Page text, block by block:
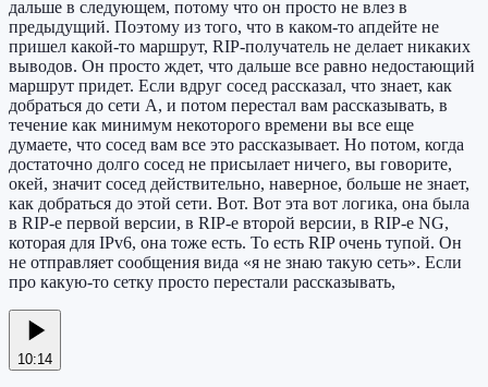
дальше в следующем, потому что он просто не влез в
предыдущий. Поэтому из того, что в каком-то апдейте не
пришел какой-то маршрут, RIP-получатель не делает никаких
выводов. Он просто ждет, что дальше все равно недостающий
маршрут придет. Если вдруг сосед рассказал, что знает, как
добраться до сети А, и потом перестал вам рассказывать, в
течение как минимум некоторого времени вы все еще
думаете, что сосед вам все это рассказывает. Но потом, когда
достаточно долго сосед не присылает ничего, вы говорите,
окей, значит сосед действительно, наверное, больше не знает,
как добраться до этой сети. Вот. Вот эта вот логика, она была
в RIP-е первой версии, в RIP-е второй версии, в RIP-е NG,
которая для IPv6, она тоже есть. То есть RIP очень тупой. Он
не отправляет сообщения вида «я не знаю такую сеть». Если
про какую-то сетку просто перестали рассказывать,
10:14